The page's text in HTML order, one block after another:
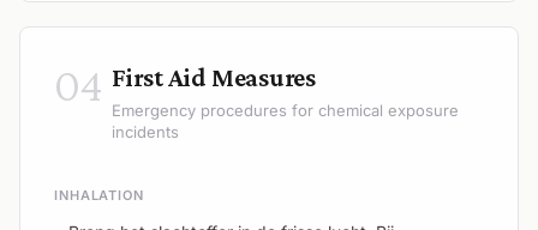
04 First Aid Measures
Emergency procedures for chemical exposure
incidents
INHALATION